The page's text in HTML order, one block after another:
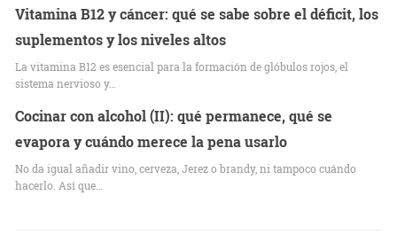
Vitamina B12 y cáncer: qué se sabe sobre el déficit, los
suplementos y los niveles altos
La vitamina B12 es esencial para la formación de glóbulos rojos, el
sistema nervioso y…
Cocinar con alcohol (II): qué permanece, qué se
evapora y cuándo merece la pena usarlo
No da igual añadir vino, cerveza, Jerez o brandy, ni tampoco cuándo
hacerlo. Así que…